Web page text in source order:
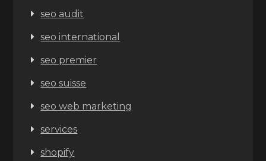
seo audit
seo international
seo premier
seo suisse
seo web marketing
services
shopify